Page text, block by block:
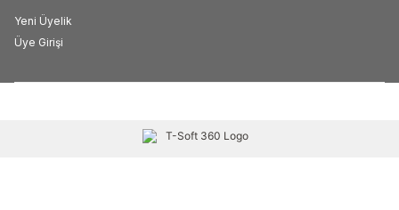
Yeni Üyelik
Üye Girişi